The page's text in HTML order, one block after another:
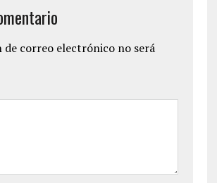
de correo electrónico no será